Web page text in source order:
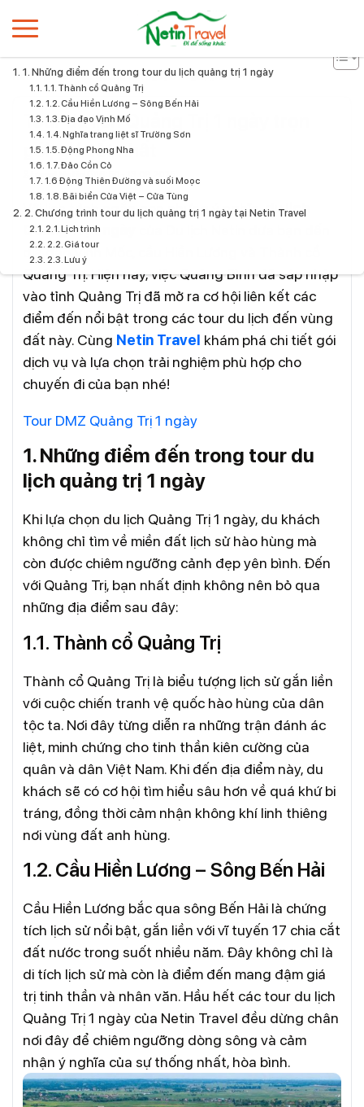
HomeTour du lịch Quảng Trị 1 ngày trọn gói, giá tốt nhất
Tour du lịch Quảng Trị 1 ngày trọn
gói, giá tốt nhất
16:50 - 13.09.2025
Với lịch trình ngắn gọn nhưng ý nghĩa,du lịch
Quảng Trị 1 ngày
địa đạo Vịnh Mốc, cầu Hiền Lương và Thành cổ
Quảng Trị. Hiện nay, việc Quảng Bình đã sáp nhập
vào tỉnh Quảng Trị đã mở ra cơ hội liên kết các
điểm đến nổi bật trong các tour du lịch đến vùng
đất này. Cùng Netin Travel khám phá chi tiết gói
dịch vụ và lựa chọn trải nghiệm phù hợp cho
chuyến đi của bạn nhé!
Tour DMZ Quảng Trị 1 ngày
1. Những điểm đến trong tour du
lịch quảng trị 1 ngày
Khi lựa chọn du lịch Quảng Trị 1 ngày, du khách
không chỉ tìm về miền đất lịch sử hào hùng mà
còn được chiêm ngưỡng cảnh đẹp yên bình. Đến
với Quảng Trị, bạn nhất định không nên bỏ qua
những địa điểm sau đây:
1.1. Thành cổ Quảng Trị
Thành cổ Quảng Trị là biểu tượng lịch sử gắn liền
với cuộc chiến tranh vệ quốc hào hùng của dân
tộc ta. Nơi đây từng diễn ra những trận đánh ác
liệt, minh chứng cho tinh thần kiên cường của
quân và dân Việt Nam. Khi đến địa điểm này, du
khách sẽ có cơ hội tìm hiểu sâu hơn về quá khứ bi
tráng, đồng thời cảm nhận không khí linh thiêng
nơi vùng đất anh hùng.
1.2. Cầu Hiền Lương – Sông Bến Hải
Cầu Hiền Lương bắc qua sông Bến Hải là chứng
tích lịch sử nổi bật, gắn liền với vĩ tuyến 17 chia cắt
đất nước trong suốt nhiều năm. Đây không chỉ là
di tích lịch sử mà còn là điểm đến mang đậm giá
trị tinh thần và nhân văn. Hầu hết các tour du lịch
Quảng Trị 1 ngày của Netin Travel đều dừng chân
nơi đây để chiêm ngưỡng dòng sông và cảm
nhận ý nghĩa của sự thống nhất, hòa bình.
1. Những điểm đến trong tour du lịch quảng trị 1 ngày
1.1. Thành cổ Quảng Trị
1.2. Cầu Hiền Lương – Sông Bến Hải
1.3. Địa đạo Vịnh Mố
1.4. Nghĩa trang liệt sĩ Trường Sơn
1.5. Động Phong Nha
1.7. Đảo Cồn Cỏ
1.6 Động Thiên Đường và suối Moọc
1.8. Bãi biển Cửa Việt – Cửa Tùng
2. Chương trình tour du lịch quảng trị 1 ngày tại Netin Travel
2.1. Lịch trình
2.2. Giá tour
2.3. Lưu ý